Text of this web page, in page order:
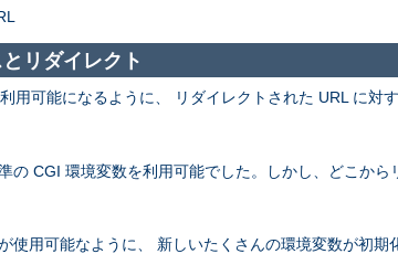
リダイレクト
用可能になるように、 リダイレクトされた URL に対
の CGI 環境変数を利用可能でした。しかし、どこか
使用可能なように、 新しいたくさんの環境変数が初